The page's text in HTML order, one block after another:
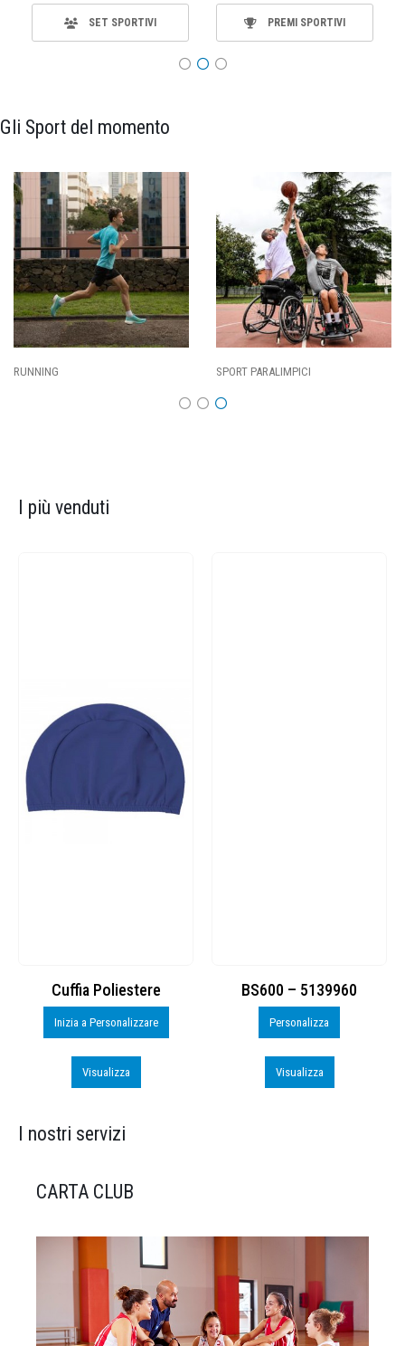
SET SPORTIVI PREMI SPORTIVI
Gli Sport del momento
RUNNING SPORT PARALIMPICI
I più venduti
Cuffia Poliestere
Inizia a Personalizzare
Visualizza
BS600 – 5139960
Personalizza
Visualizza
I nostri servizi
CARTA CLUB